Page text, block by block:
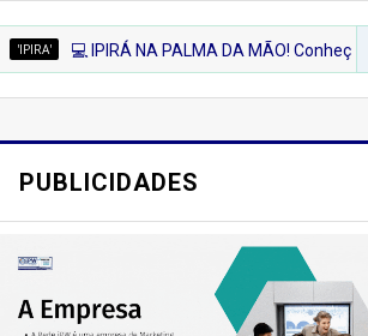
IPIRÁ NA PALMA DA MÃO! Conheça a Nova
PUBLICIDADES